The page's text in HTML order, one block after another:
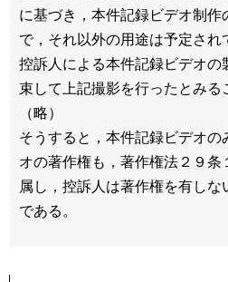
に基づき，本件記録ビデオ制
で，それ以外の用途は予定され
控訴人による本件記録ビデオの
束して上記撮影を行ったとみる
（略）
そうすると，本件記録ビデオ
オの著作権も，著作権法２９条
属し，控訴人は著作権を有しな
である。